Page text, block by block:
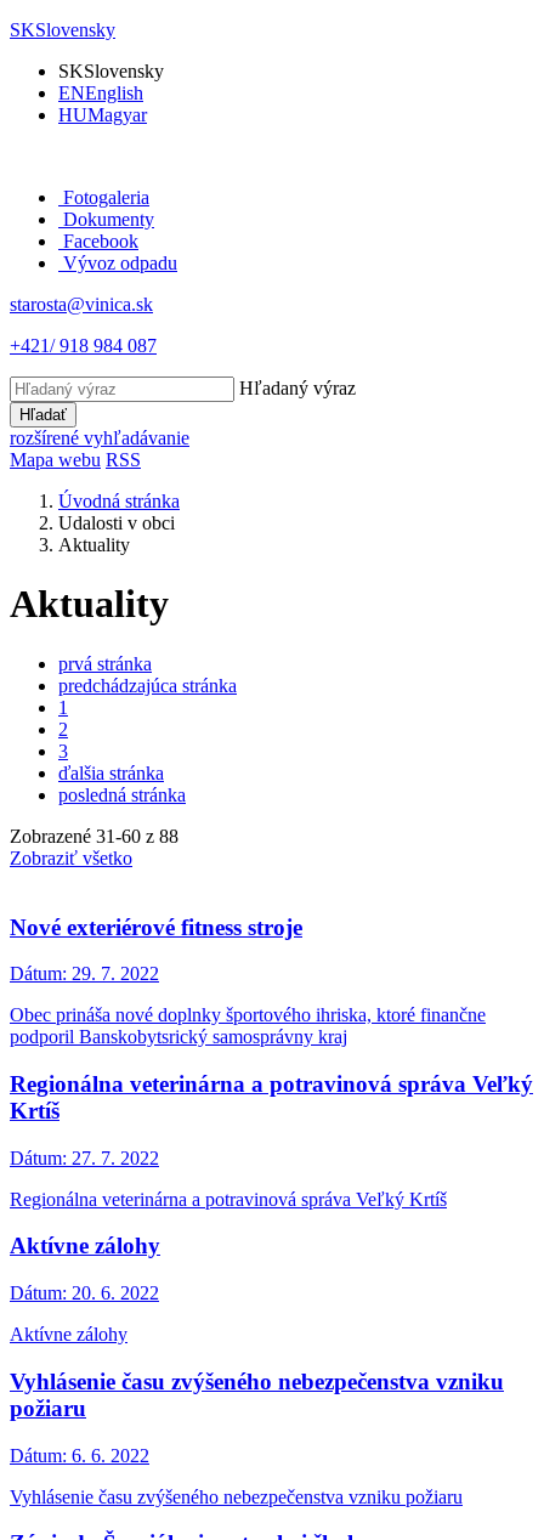
SKSlovensky
SKSlovensky
ENEnglish
HUMagyar
Fotogaleria
Dokumenty
Facebook
Vývoz odpadu
starosta@vinica.sk
+421/ 918 984 087
Hľadaný výraz
Hľadať
rozšírené vyhľadávanie
Mapa webu RSS
Úvodná stránka
Udalosti v obci
Aktuality
Aktuality
prvá stránka
predchádzajúca stránka
1
2
3
ďalšia stránka
posledná stránka
Zobrazené 31-60 z 88
Zobraziť všetko
Nové exteriérové fitness stroje
Dátum: 29. 7. 2022
Obec prináša nové doplnky športového ihriska, ktoré finančne
podporil Banskobytsrický samosprávny kraj
Regionálna veterinárna a potravinová správa Veľký
Krtíš
Dátum: 27. 7. 2022
Regionálna veterinárna a potravinová správa Veľký Krtíš
Aktívne zálohy
Dátum: 20. 6. 2022
Aktívne zálohy
Vyhlásenie času zvýšeného nebezpečenstva vzniku
požiaru
Dátum: 6. 6. 2022
Vyhlásenie času zvýšeného nebezpečenstva vzniku požiaru